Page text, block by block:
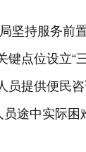
坚持服务前
点位设立“
员提供便民
员途中实际